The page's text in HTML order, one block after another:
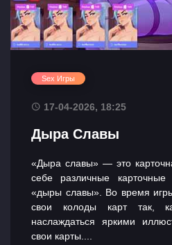
Sex Игры
17-04-2026, 18:25
Дыра Славы
«Дыра славы» — это
себе различные
«дыры славы». Во время
свои колоды карт так,
наслаждаться яркими
свои карты....